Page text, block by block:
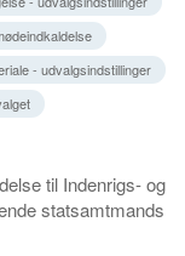
- udvalgsindstillinger
til Indenrigs- og
statsamtmands